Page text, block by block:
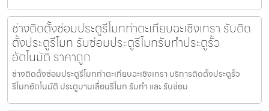
ช่างติดตั้งซ่อมประตูรีโมทท่าตะเกียบฉะเชิงเทรา รับติด
ตั้งประตูรีโมท รับซ่อมประตูรีโมทรับทำประตูรั้ว
อัตโนมัติ ราคาถูก
ช่างติดตั้งซ่อมประตูรีโมทท่าตะเกียบฉะเชิงเทรา บริการติดตั้งประตูรั้ว
รีโมทอัตโนมัติ ประตูบานเลื่อนรีโมท รับทำ และ รับซ่อม